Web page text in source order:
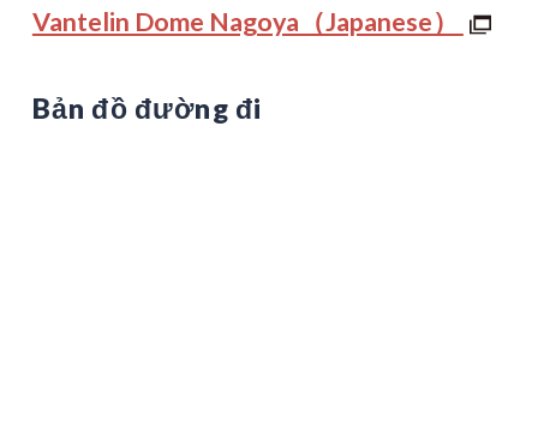
Vantelin Dome Nagoya（Japanese）
Bản đồ đường đi